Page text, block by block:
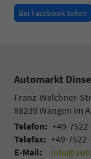
Bei Facebook teilen
Automarkt
Franz-Walchner-
88239 Wangen im
Telefon: +49-
Telefax: +49-
E-Mail: